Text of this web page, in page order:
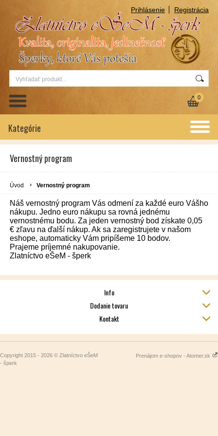
Prihlásenie Registrácia
0
Kategórie
Vernostný program
Úvod Vernostný program
Náš vernostný program Vás odmení za každé euro Vášho
nákupu. Jedno euro nákupu sa rovná jednému
vernostnému bodu. Za jeden vernostný bod získate 0,05
€ zľavu na ďalší nákup. Ak sa zaregistrujete v našom
eshope, automaticky Vám pripíšeme 10 bodov.
Prajeme príjemné nakupovanie.
Zlatníctvo eŠeM - šperk
Info
Dodanie tovaru
Kontakt
Copyright 2015 - 2026 © Zlatníctvo eŠeM
- šperk
Prenájom e-shopov - Atomer.sk